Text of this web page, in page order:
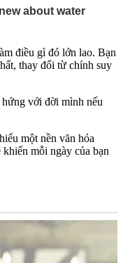
điều gì đó lớn lao. Bạn
thay đổi từ chính suy
hứng với đời mình nếu
một nền văn hóa
mỗi ngày của bạn